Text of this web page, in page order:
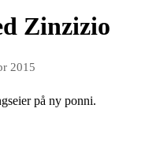
Zinzizio
2015
på ny ponni.